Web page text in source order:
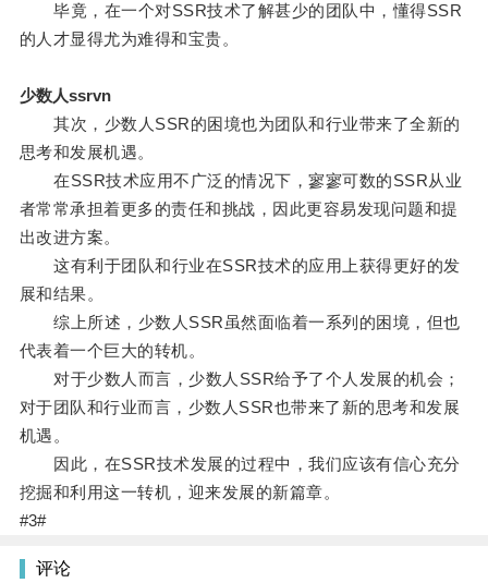
毕竟，在一个对SSR技术了解甚少的团队中，懂得SSR
的人才显得尤为难得和宝贵。
少数人ssrvn
其次，少数人SSR的困境也为团队和行业带来了全新的
思考和发展机遇。
在SSR技术应用不广泛的情况下，寥寥可数的SSR从业
者常常承担着更多的责任和挑战，因此更容易发现问题和提
出改进方案。
这有利于团队和行业在SSR技术的应用上获得更好的发
展和结果。
综上所述，少数人SSR虽然面临着一系列的困境，但也
代表着一个巨大的转机。
对于少数人而言，少数人SSR给予了个人发展的机会；
对于团队和行业而言，少数人SSR也带来了新的思考和发展
机遇。
因此，在SSR技术发展的过程中，我们应该有信心充分
挖掘和利用这一转机，迎来发展的新篇章。
#3#
评论